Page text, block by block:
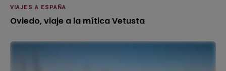
VIAJES A ESPAÑA
Oviedo, viaje a la mítica Vetusta